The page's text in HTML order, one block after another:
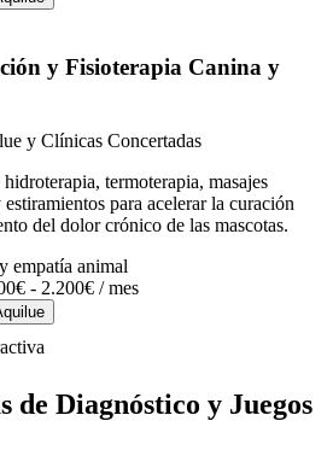
y Fisioterapia Canina y
y Clínicas Concertadas
termoterapia, masajes
para acelerar la curación
del dolor crónico de las mascotas.
empatía animal
- 2.200€ / mes
Diagnóstico y Juegos